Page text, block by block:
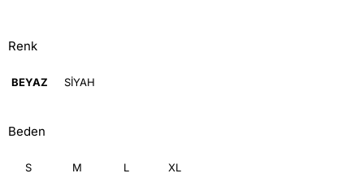
Renk
BEYAZ SİYAH
Beden
S M L XL